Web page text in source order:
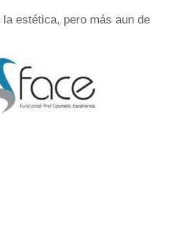
estética, pero más aun de